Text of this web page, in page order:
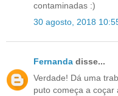
contaminadas :)
30 agosto, 2018
Fernanda disse...
Verdade! Dá uma
puto começa a coçar